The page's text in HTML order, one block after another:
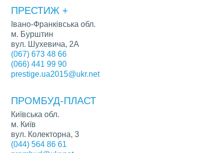
ПРЕСТИЖ +
Івано-Франківська обл.
м. Бурштин
вул. Шухевича, 2А
(067) 673 48 66
(066) 441 99 90
prestige.ua2015@ukr.net
ПРОМБУД-ПЛАСТ
Київська обл.
м. Київ
вул. Колекторна, 3
(044) 564 86 61